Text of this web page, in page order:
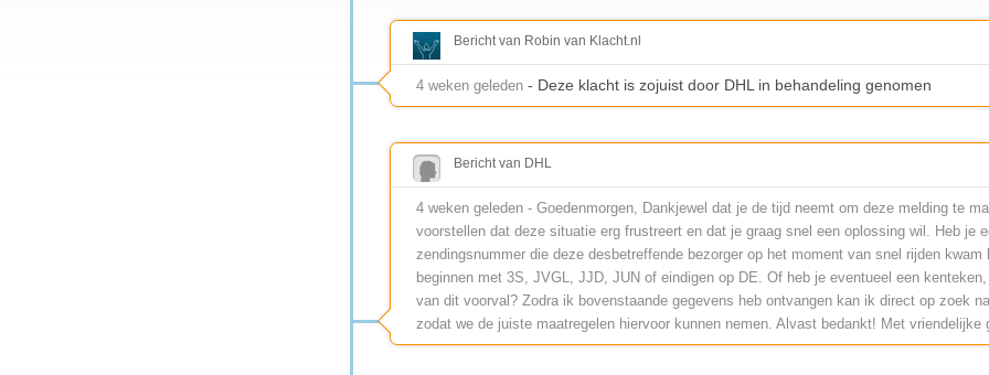
Bericht van Robin van Klacht.nl
4 weken geleden - Deze klacht is zojuist door DHL in behandeling genomen
Bericht van DHL
4 weken geleden - Goedenmorgen, Dankjewel dat je de tijd neemt om deze melding te
voorstellen dat deze situatie erg frustreert en dat je graag snel een oplossing wil. Heb je
zendingsnummer die deze desbetreffende bezorger op het moment van snel rijden kwam
beginnen met 3S, JVGL, JJD, JUN of eindigen op DE. Of heb je eventueel een
van dit voorval? Zodra ik bovenstaande gegevens heb ontvangen kan ik direct op zoek
zodat we de juiste maatregelen hiervoor kunnen nemen. Alvast bedankt! Met vriendelijke